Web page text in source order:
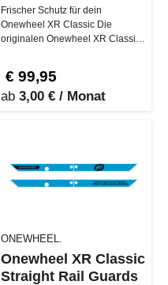
Frischer Schutz für dein
Onewheel XR Classic Die
originalen Onewheel XR Classic
€ 99,95
ab 3,00 € / Monat
ONEWHEEL.
Onewheel XR Classic
Straight Rail Guards